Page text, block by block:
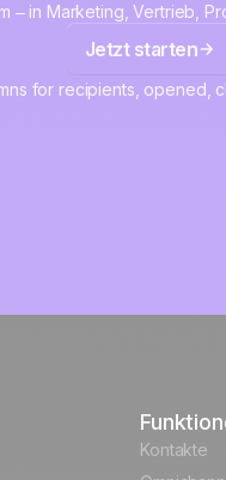
– in Marketing, Vertrieb,
Jetzt starten
Kontakte